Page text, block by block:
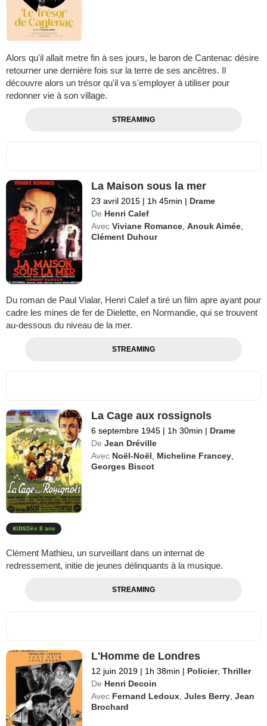
Alors qu'il allait metre fin à ses jours, le baron de Cantenac désire
retourner une dernière fois sur la terre de ses ancêtres. Il
découvre alors un trésor qu'il va s'employer à utiliser pour
redonner vie à son village.
STREAMING
La Maison sous la mer
23 avril 2015 | 1h 45min | Drame
De Henri Calef
Avec Viviane Romance ,Anouk Aimée
Clément Duhour
Du roman de Paul Vialar, Henri Calef a tiré un film apre ayant pour
cadre les mines de fer de Dielette, en Normandie, qui se trouvent
au-dessous du niveau de la mer.
STREAMING
La Cage aux rossignols
6 septembre 1945 | 1h 30min | Drame
De Jean Dréville
Avec Noël-Noël Micheline Francey
Georges Biscot
Dès 8 ans
Clément Mathieu, un surveillant dans un internat de
redressement, initie de jeunes délinquants à la musique.
STREAMING
L'Homme de Londres
12 juin 2019 | 1h 38min | Policier,Thriller
De Henri Decoin
Avec Fernand Ledoux,Jules Berry,Jean
Brochard